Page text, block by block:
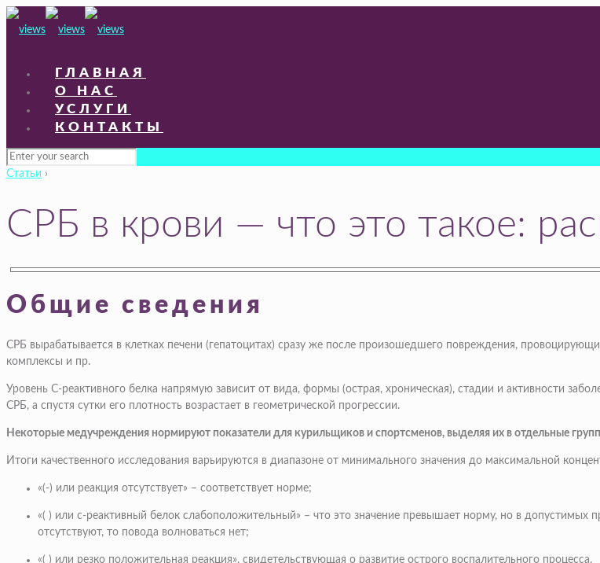
ГЛАВНАЯ
О НАС
УСЛУГИ
КОНТАКТЫ
Статьи ›
СРБ в крови — что это такое:
Общие сведения
СРБ вырабатывается в клетках печени (гепатоцитах) сразу же после произошедшего повреждения,
комплексы и пр.
Уровень С-реактивного белка напрямую зависит от вида, формы (острая, хроническая), стадии и активности
СРБ, а спустя сутки его плотность возрастает в геометрической прогрессии.
Некоторые медучреждения нормируют показатели для курильщиков и спортсменов, выделяя их в отдельные
Итоги качественного исследования варьируются в диапазоне от минимального значения до максимальной
«(-) или реакция отсутствует» – соответствует норме;
«( ) или с-реактивный белок слабоположительный» – что это значение превышает норму, но в допустимых
отсутствуют, то повода волноваться нет;
«( ) или резко положительная реакция», свидетельствующая о развитие острого воспалительного процесса.